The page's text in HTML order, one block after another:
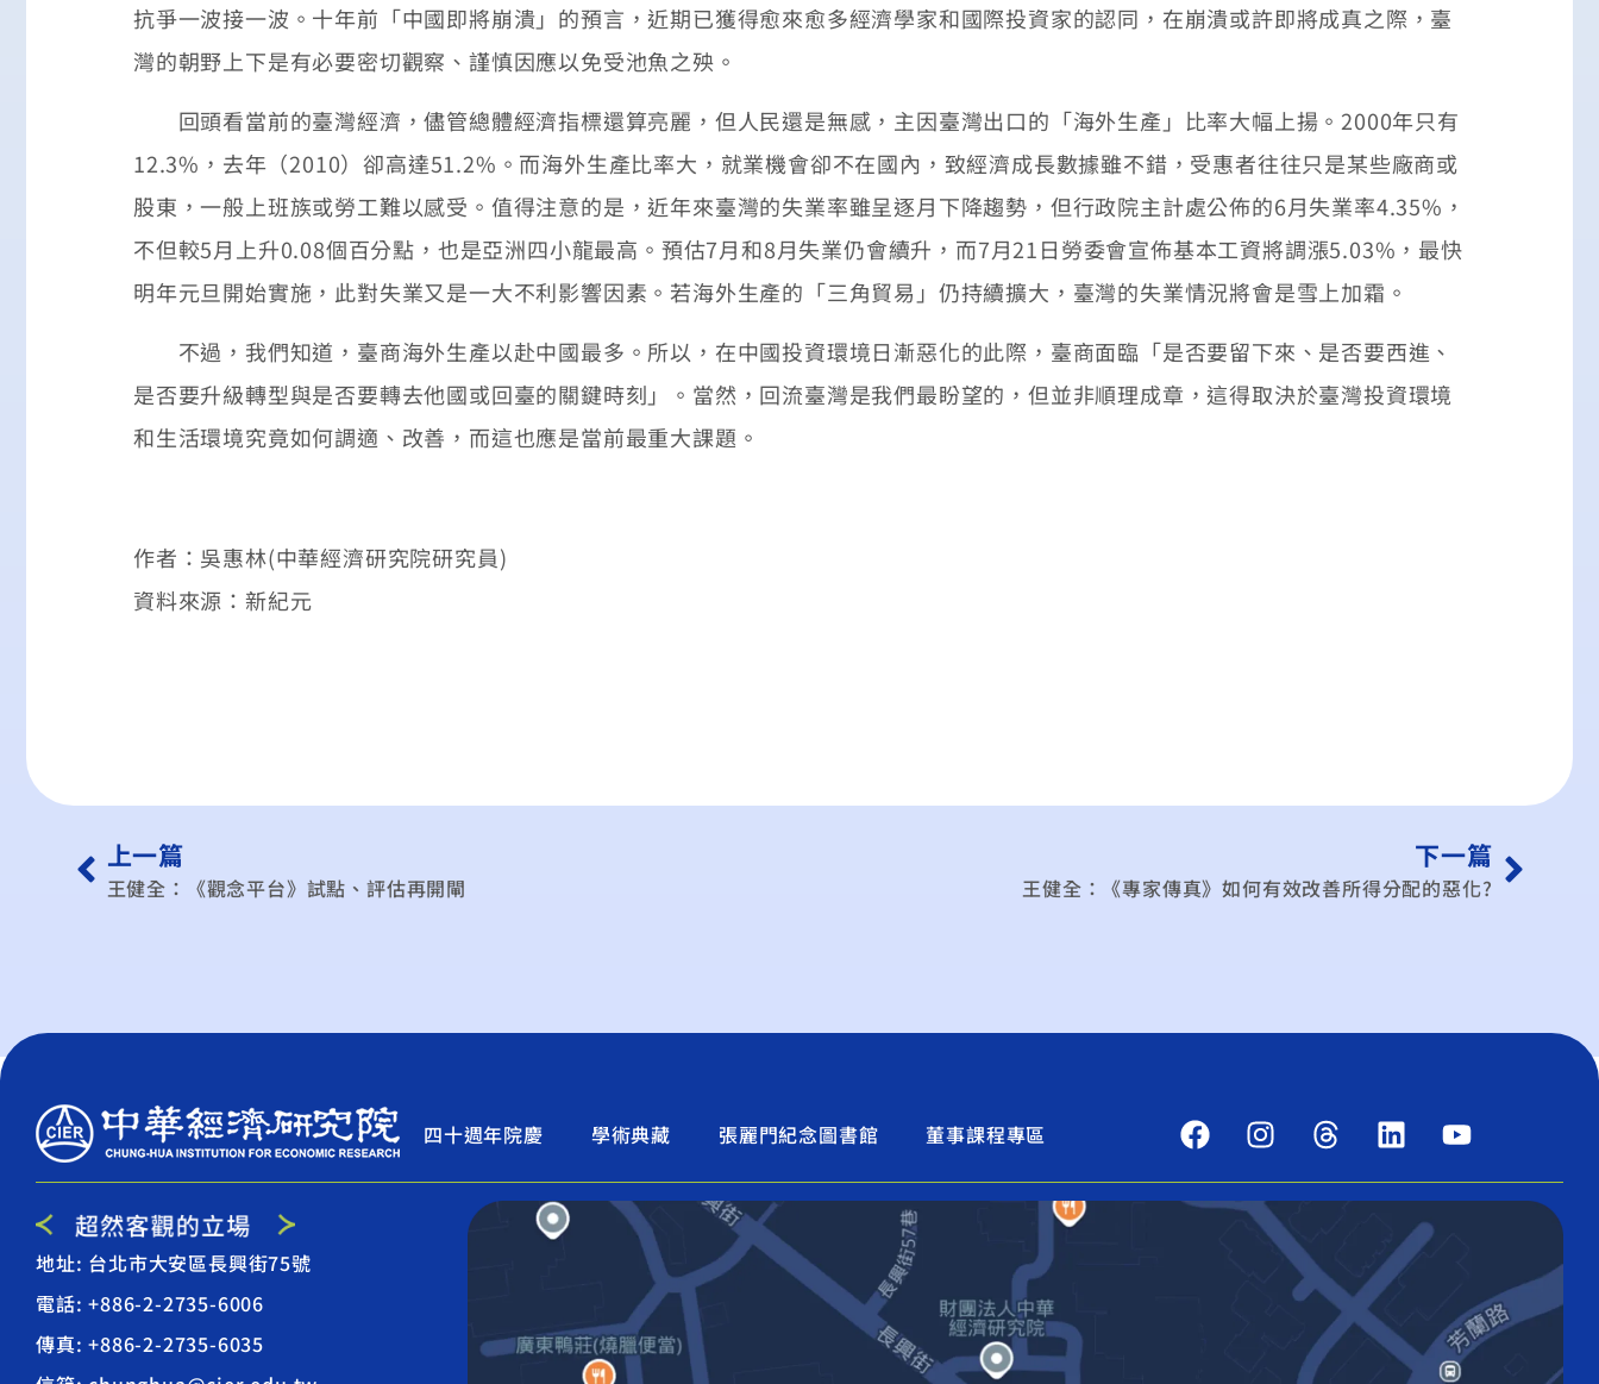
抗爭一波接一波。十年前「中國即將崩潰」的預言，近期已獲得愈來愈多經濟學家和國際投資家的認同，在崩潰或許即將成真之際，臺
灣的朝野上下是有必要密切觀察、謹慎因應以免受池魚之殃。
回頭看當前的臺灣經濟，儘管總體經濟指標還算亮麗，但人民還是無感，主因臺灣出口的「海外生產」比率大幅上揚。2000年只有
12.3%，去年（2010）卻高達51.2%。而海外生產比率大，就業機會卻不在國內，致經濟成長數據雖不錯，受惠者往往只是某些廠商或
股東，一般上班族或勞工難以感受。值得注意的是，近年來臺灣的失業率雖呈逐月下降趨勢，但行政院主計處公佈的6月失業率4.35%，
不但較5月上升0.08個百分點，也是亞洲四小龍最高。預估7月和8月失業仍會續升，而7月21日勞委會宣佈基本工資將調漲5.03%，最快
明年元旦開始實施，此對失業又是一大不利影響因素。若海外生產的「三角貿易」仍持續擴大，臺灣的失業情況將會是雪上加霜。
不過，我們知道，臺商海外生產以赴中國最多。所以，在中國投資環境日漸惡化的此際，臺商面臨「是否要留下來、是否要西進、
是否要升級轉型與是否要轉去他國或回臺的關鍵時刻」。當然，回流臺灣是我們最盼望的，但並非順理成章，這得取決於臺灣投資環境
和生活環境究竟如何調適、改善，而這也應是當前最重大課題。
作者：吳惠林(中華經濟研究院研究員)
資料來源：新紀元
上一篇
王健全：《觀念平台》試點、評估再開閘
下一篇
王健全：《專家傳真》如何有效改善所得分配的惡化?
四十週年院慶 學術典藏 張麗門紀念圖書館 董事課程專區
地址: 台北市大安區長興街75號
電話: +886-2-2735-6006
傳真: +886-2-2735-6035